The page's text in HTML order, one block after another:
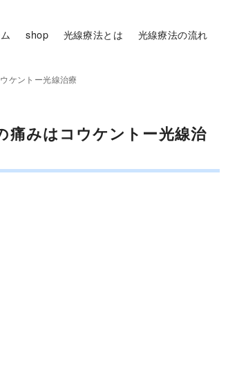
shop 光線療法とは 光線療法の流れ
ケントー光線治療
痛みはコウケントー光線治